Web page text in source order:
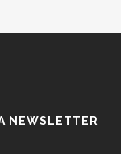
NEWSLETTER